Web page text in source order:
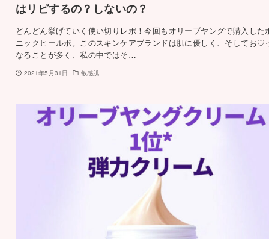
はリピするの？しないの？
どんどん挙げていく使い切りレポ！今回もオリーブヤングで購入した
ニックヒールボ。このスキンケアブランドは肌に優しく、そしてお♡
なることが多く、私の中ではそ…
2021年5月31日 敏感肌